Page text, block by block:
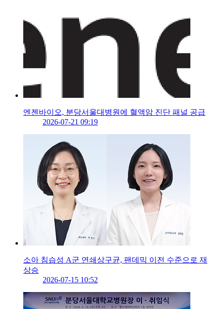
엔젠바이오, 분당서울대병원에 혈액암 진단 패널 공급
2026-07-21 09:19
소아 침습성 A군 연쇄상구균, 팬데믹 이전 수준으로 재
상승
2026-07-15 10:52